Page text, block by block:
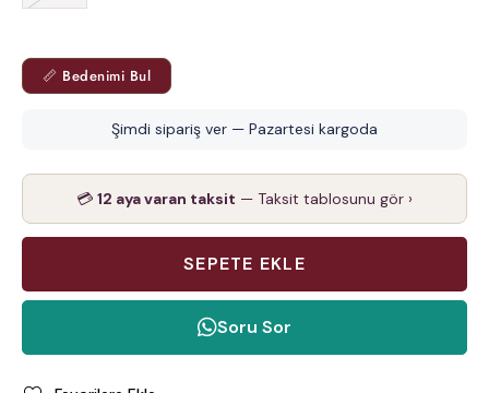
📏 Bedenimi Bul
Şimdi sipariş ver — Pazartesi kargoda
💳 12 aya varan taksit — Taksit tablosunu gör ›
Soru Sor